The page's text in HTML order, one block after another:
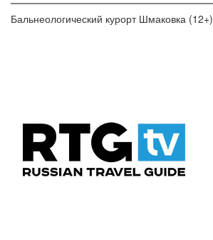
Бальнеологический курорт Шмаковка (12+)